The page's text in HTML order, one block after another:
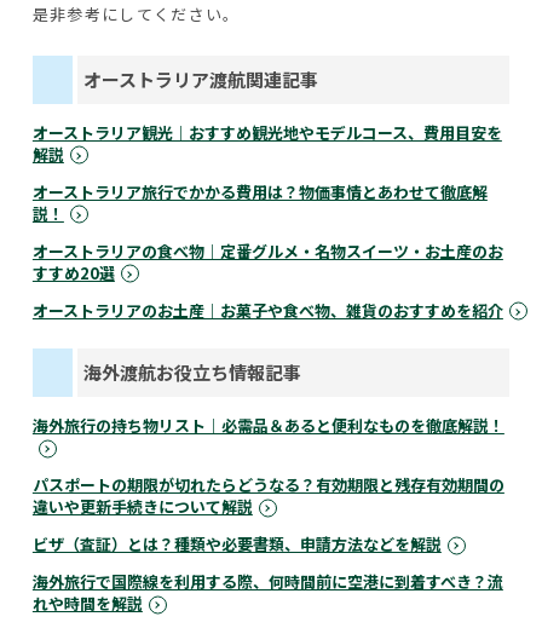
是非参考にしてください。
オーストラリア渡航関連記事
オーストラリア観光｜おすすめ観光地やモデルコース、費用目安を
解説
オーストラリア旅行でかかる費用は？物価事情とあわせて徹底解
説！
オーストラリアの食べ物｜定番グルメ・名物スイーツ・お土産のお
すすめ20選
オーストラリアのお土産｜お菓子や食べ物、雑貨のおすすめを紹介
海外渡航お役立ち情報記事
海外旅行の持ち物リスト｜必需品＆あると便利なものを徹底解説！
パスポートの期限が切れたらどうなる？有効期限と残存有効期間の
違いや更新手続きについて解説
ビザ（査証）とは？種類や必要書類、申請方法などを解説
海外旅行で国際線を利用する際、何時間前に空港に到着すべき？流
れや時間を解説